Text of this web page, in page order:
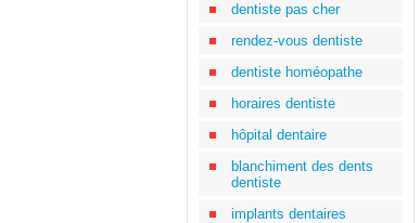
dentiste pas cher
rendez-vous dentiste
dentiste homéopathe
horaires dentiste
hôpital dentaire
blanchiment des dents
dentiste
implants dentaires